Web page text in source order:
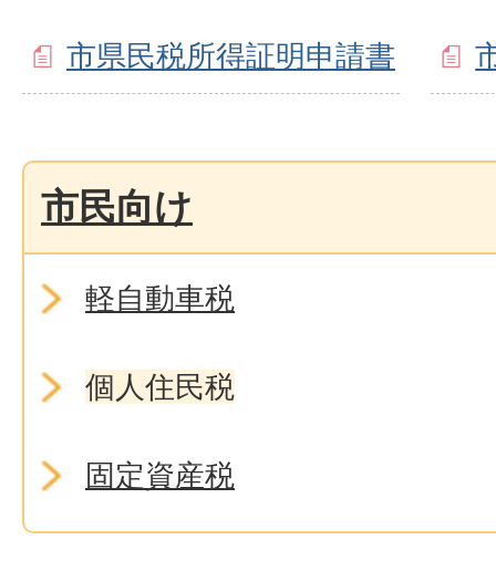
市県民税所得証明申請書
市民向け
軽自動車税
個人住民税
固定資産税